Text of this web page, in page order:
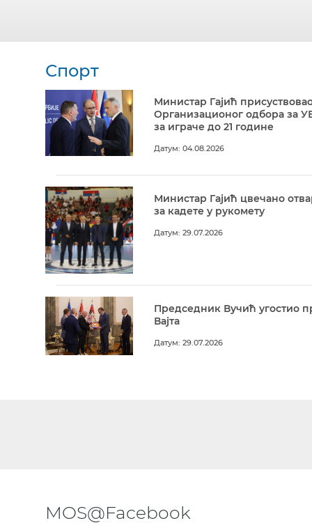
Спорт
Министар Гајић
Организационог одбора за
за играче до 21 године
Датум: 04.08.2026
Министар Гајић цвечано
за кадете у рукомету
Датум: 29.07.2026
Председник Вучић угостио
Вајта
Датум: 29.07.2026
MOS@Facebook